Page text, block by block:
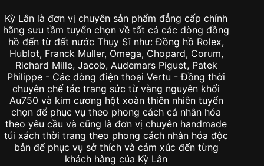
Kỳ Lân là đơn vị chuyên sản phẩm đẳng cấp chính
hãng sưu tầm tuyển chọn về tất cả các dòng đồng
hồ đến từ đất nước Thụy Sĩ như: Đồng hồ Rolex,
Hublot, Franck Muller, Omega, Chopard, Corum,
Richard Mille, Jacob, Audemars Piguet, Patek
Philippe - Các dòng điện thoại Vertu - Đồng thời
chuyên chế tác trang sức từ vàng nguyên khối
Au750 và kim cương hột xoàn thiên nhiên tuyển
chọn để phục vụ theo phong cách cá nhân hóa
theo yêu cầu và cũng là đơn vị chuyên handmade
túi xách thời trang theo phong cách nhân hóa độc
bản để phục vụ sở thích và cảm xúc đến từng
khách hàng của Kỳ Lân